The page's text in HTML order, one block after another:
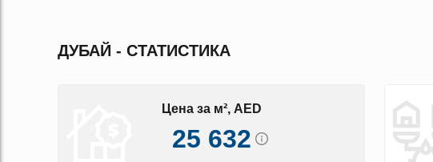
ДУБАЙ - СТАТИСТИКА
Цена за м², AED
25 632